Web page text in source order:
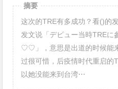
摘要
这次的TRE有多成功？看()的
发文说「デビュー当時TREに
♡♡」，意思是出道的时候能
过很可惜，后疫情时代重启的
以她没能来到台湾⋯